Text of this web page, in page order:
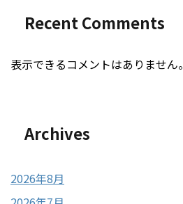
Recent Comments
表示できるコメントはありません。
Archives
2026年8月